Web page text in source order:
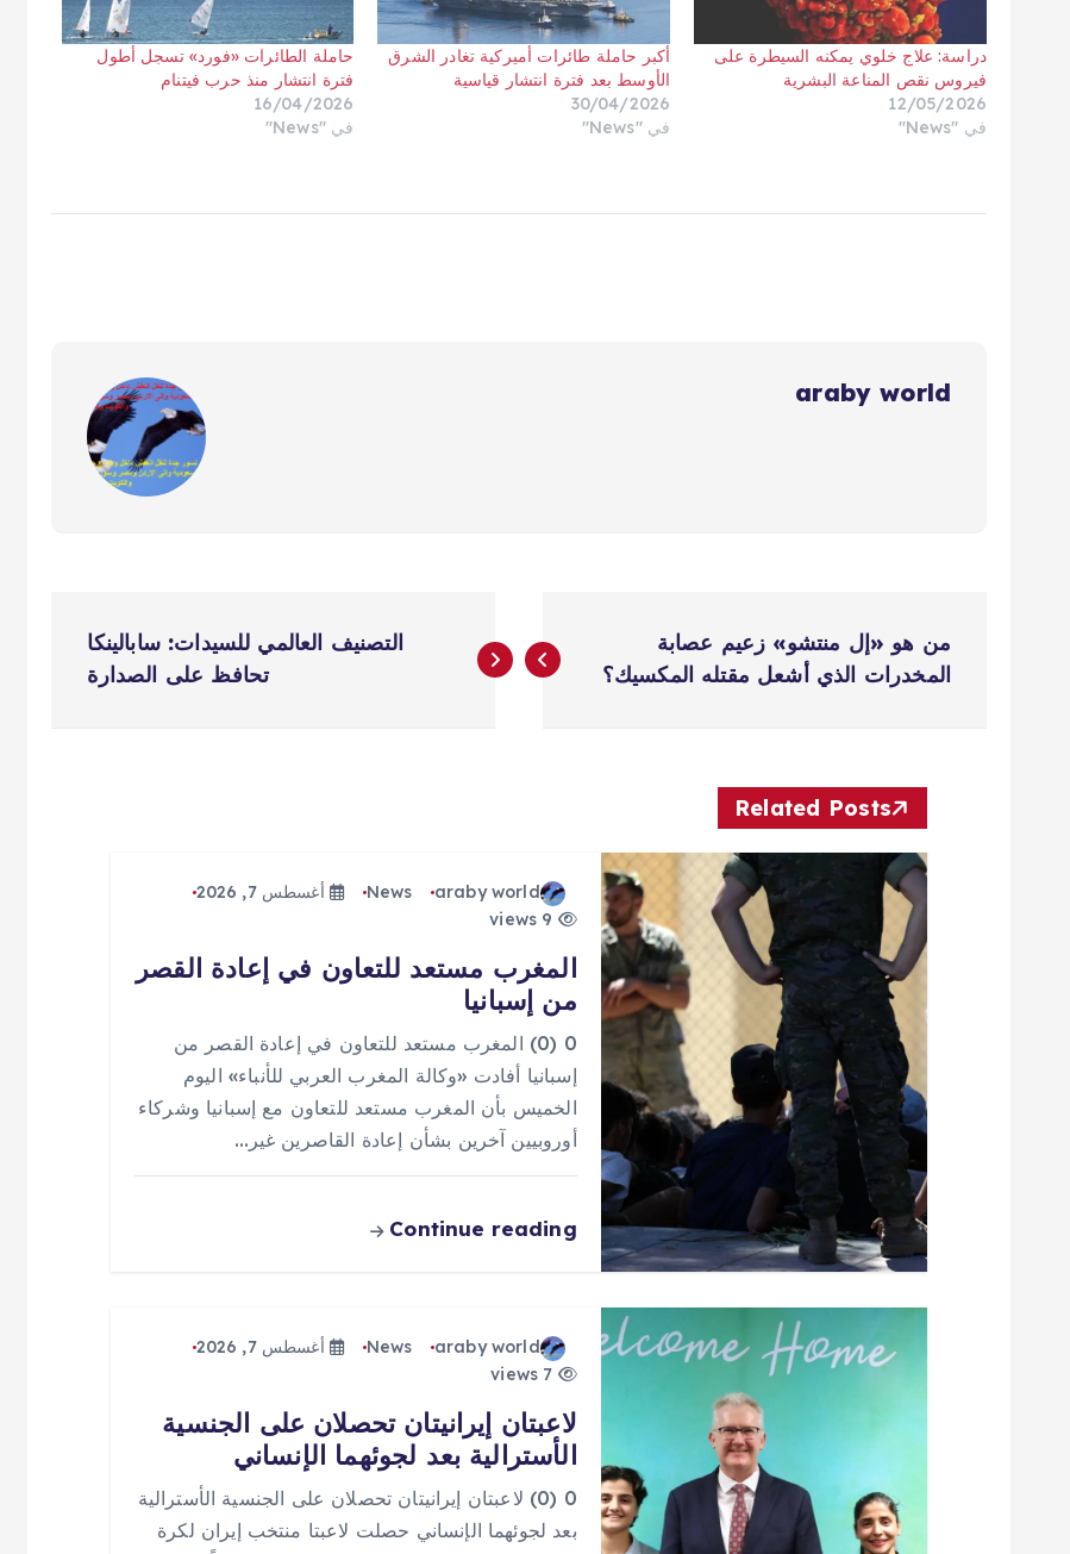
دراسة: علاج خلوي يمكنه السيطرة على
فيروس نقص المناعة البشرية
12/05/2026
في "News"
أكبر حاملة طائرات أميركية تغادر الشرق
الأوسط بعد فترة انتشار قياسية
30/04/2026
في "News"
حاملة الطائرات «فورد» تسجل أطول
فترة انتشار منذ حرب فيتنام
16/04/2026
في "News"
araby world
ص
من هو «إل منتشو» زعيم عصابة
المخدرات الذي أشعل مقتله المكسيك؟
التصنيف العالمي للسيدات: سابالينكا
تحافظ على الصدارة
Related Posts
araby world
News
أغسطس 7, 2026
المغرب مستعد للتعاون في إعادة القصر
من إسبانيا
0 (0) المغرب مستعد للتعاون في إعادة القصر من
إسبانيا أفادت «وكالة المغرب العربي للأنباء» اليوم
الخميس بأن المغرب مستعد للتعاون مع إسبانيا وشركاء
أوروبيين آخرين بشأن إعادة القاصرين غير…
Continue reading
araby world
News
أغسطس 7, 2026
لاعبتان إيرانيتان تحصلان على الجنسية
الأسترالية بعد لجوئهما الإنساني
0 (0) لاعبتان إيرانيتان تحصلان على الجنسية الأسترالية
بعد لجوئهما الإنساني حصلت لاعبتا منتخب إيران لكرة